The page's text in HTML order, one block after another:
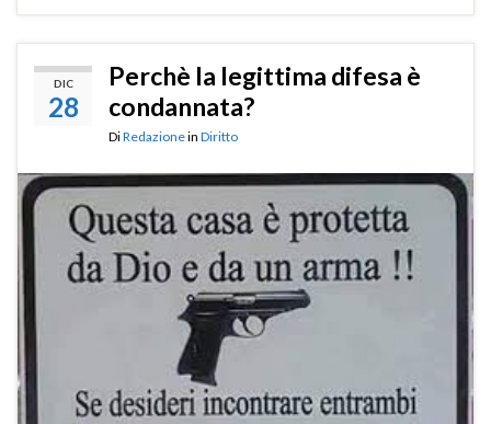
DIC
28
Perchè la legittima difesa è
condannata?
DiRedazionein Diritto